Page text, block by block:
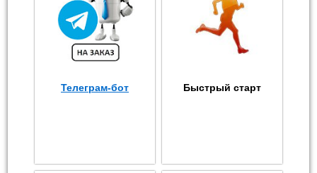
Телеграм-бот Быстрый старт